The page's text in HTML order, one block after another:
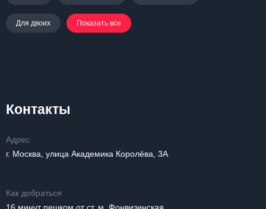
Для двоих Показать все
Контакты
Адрес
г. Москва, улица Академика Королёва, 3А
Как добраться